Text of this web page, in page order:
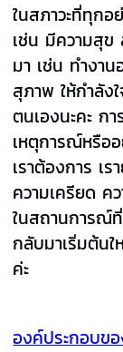
ในสภาวะที่ทุกอ
เช่น มีความสุ
มา เช่น ทำงา
สุภาพ ให้กำลัง
ตนเองนะคะ ก
เหตุการณ์หรืออ
เราต้องการ เ
ความเครียด ค
ในสถานการณ์ที่
กลับมาเริ่มต้นใ
ค่ะ
องค์ประกอบข